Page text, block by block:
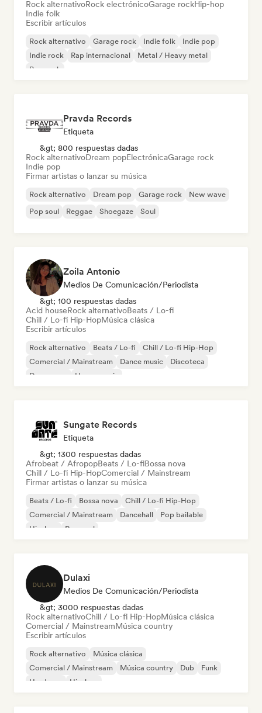
Rock alternativoRock electrónicoGarage rockHip-hop
Indie folk
Escribir artículos
Rock alternativo Garage rock Indie folk
Indie pop
Indie rock
Rap internacional
Metal / Heavy metal
Pop rock
Pravda Records
Etiqueta
&gt; 800 respuestas dadas
Rock alternativoDream popElectrónicaGarage rock
Indie pop
Firmar artistas o lanzar su música
Rock alternativo Dream pop Garage rock
New wave
Pop soul
Reggae Shoegaze Soul
Zoila Antonio
Medios De Comunicación/Periodista
&gt; 100 respuestas dadas
Acid houseRock alternativoBeats / Lo-fi
Chill / Lo-fi Hip-HopMúsica clásica
Escribir artículos
Rock alternativo Beats / Lo-fi
Chill / Lo-fi Hip-Hop
Comercial / Mainstream
Dance music
Discoteca
Dream pop
House music
Sungate Records
Etiqueta
&gt; 1300 respuestas dadas
Afrobeat / AfropopBeats / Lo-fiBossa nova
Chill / Lo-fi Hip-HopComercial / Mainstream
Firmar artistas o lanzar su música
Beats / Lo-fi Bossa nova
Chill / Lo-fi Hip-Hop
Comercial / Mainstream
Dancehall
Pop bailable
Hip-hop
Pop soul
Dulaxi
Medios De Comunicación/Periodista
&gt; 3000 respuestas dadas
Rock alternativoChill / Lo-fi Hip-HopMúsica clásica
Comercial / MainstreamMúsica country
Escribir artículos
Rock alternativo
Música clásica
Comercial / Mainstream
Música country Dub
Funk
Hardcore
Hip-hop